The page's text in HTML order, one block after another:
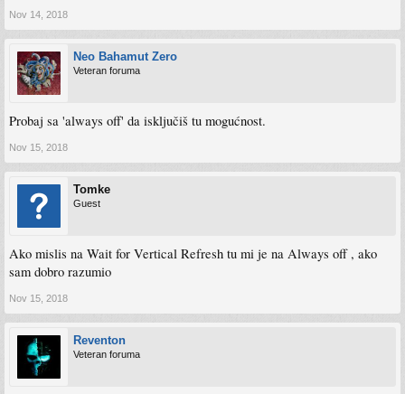
Nov 14, 2018
Neo Bahamut Zero
Veteran foruma
Probaj sa 'always off' da isključiš tu mogućnost.
Nov 15, 2018
Tomke
Guest
Ako mislis na Wait for Vertical Refresh tu mi je na Always off , ako
sam dobro razumio
Nov 15, 2018
Reventon
Veteran foruma